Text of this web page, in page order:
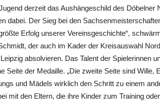
derzeit das Aushängeschild des Döbelner
dabei. Der Sieg bei den
Erfolg unserer Vereinsgeschichte“,
der auch im Kader der Kreisauswahl
absolvieren. Das Talent der Spielerinnen
Seite der Medaille. „Die zweite Seite sind Wille,
und Mädels wirklich den Schritt zu einem
mit den Eltern, die ihre Kinder zum Training